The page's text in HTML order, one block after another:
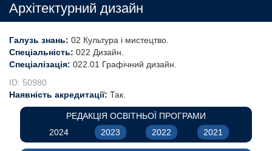
Архітектурний дизайн
РЕДАКЦІЯ ОСВІТНЬОЇ ПРОГРАМИ
2024
2023 2022 2021
Галузь знань: 02 Культура і мистецтво
Спеціальність: 022 Дизайн
Спеціалізація: 022.01 Графічний дизайн
ID: 50980
Наявність акредитації: Так.